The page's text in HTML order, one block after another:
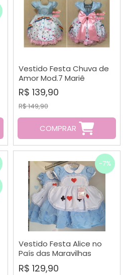
Vestido Festa Chuva de
Amor Mod.7 Mariê
R$ 139,90
R$ 149,90
COMPRAR
-7%
Vestido Festa Alice no
País das Maravilhas
Mod.4 Nelu
R$ 129,90